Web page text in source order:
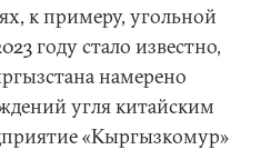
к примеру, угольной
году стало известно,
намерено
угля китайским
«Кыргызкомур»